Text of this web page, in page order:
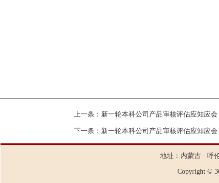
上一条： 新一轮本科公司产品审核评估应知应
下一条： 新一轮本科公司产品审核评估应知应
地址：内蒙古 · 呼
Copyright ©